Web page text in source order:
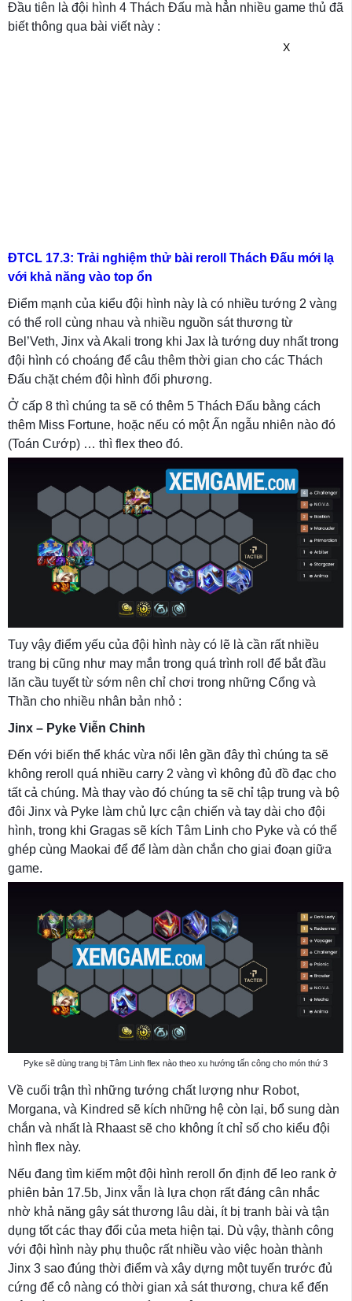
Đầu tiên là đội hình 4 Thách Đấu mà hẳn nhiều game thủ đã
biết thông qua bài viết này :
X
ĐTCL 17.3: Trải nghiệm thử bài reroll Thách Đấu mới lạ
với khả năng vào top ổn
Điểm mạnh của kiểu đội hình này là có nhiều tướng 2 vàng
có thể roll cùng nhau và nhiều nguồn sát thương từ
Bel’Veth, Jinx và Akali trong khi Jax là tướng duy nhất trong
đội hình có choáng để câu thêm thời gian cho các Thách
Đấu chặt chém đội hình đối phương.
Ở cấp 8 thì chúng ta sẽ có thêm 5 Thách Đấu bằng cách
thêm Miss Fortune, hoặc nếu có một Ấn ngẫu nhiên nào đó
(Toán Cướp) … thì flex theo đó.
Tuy vậy điểm yếu của đội hình này có lẽ là cần rất nhiều
trang bị cũng như may mắn trong quá trình roll để bắt đầu
lăn cầu tuyết từ sớm nên chỉ chơi trong những Cổng và
Thần cho nhiều nhân bản nhỏ :
Jinx – Pyke Viễn Chinh
Đến với biến thể khác vừa nổi lên gần đây thì chúng ta sẽ
không reroll quá nhiều carry 2 vàng vì không đủ đồ đạc cho
tất cả chúng. Mà thay vào đó chúng ta sẽ chỉ tập trung và bộ
đôi Jinx và Pyke làm chủ lực cận chiến và tay dài cho đội
hình, trong khi Gragas sẽ kích Tâm Linh cho Pyke và có thể
ghép cùng Maokai để để làm dàn chắn cho giai đoạn giữa
game.
Pyke sẽ dùng trang bị Tâm Linh flex nào theo xu hướng tấn công cho món thứ 3
Về cuối trận thì những tướng chất lượng như Robot,
Morgana, và Kindred sẽ kích những hệ còn lại, bổ sung dàn
chắn và nhất là Rhaast sẽ cho không ít chỉ số cho kiểu đội
hình flex này.
Nếu đang tìm kiếm một đội hình reroll ổn định để leo rank ở
phiên bản 17.5b, Jinx vẫn là lựa chọn rất đáng cân nhắc
nhờ khả năng gây sát thương lâu dài, ít bị tranh bài và tận
dụng tốt các thay đổi của meta hiện tại. Dù vậy, thành công
với đội hình này phụ thuộc rất nhiều vào việc hoàn thành
Jinx 3 sao đúng thời điểm và xây dựng một tuyến trước đủ
cứng để cô nàng có thời gian xả sát thương, chưa kể đến